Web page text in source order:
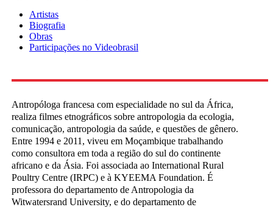
Artistas
Biografia
Obras
Participações no Videobrasil
Antropóloga francesa com especialidade no sul da África,
realiza filmes etnográficos sobre antropologia da ecologia,
comunicação, antropologia da saúde, e questões de gênero.
Entre 1994 e 2011, viveu em Moçambique trabalhando
como consultora em toda a região do sul do continente
africano e da Ásia. Foi associada ao International Rural
Poultry Centre (IRPC) e à KYEEMA Foundation. É
professora do departamento de Antropologia da
Witwatersrand University, e do departamento de